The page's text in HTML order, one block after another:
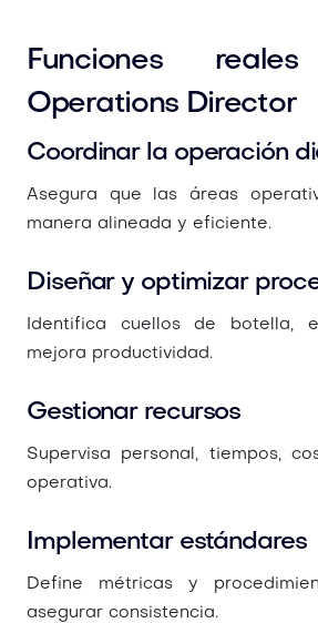
Funciones
Operations Director
Coordinar la operación
Asegura que las áreas
manera alineada y eficiente.
Diseñar y optimizar
Identifica cuellos de botella,
mejora productividad.
Gestionar recursos
Supervisa personal, tiempos,
operativa.
Implementar estándares
Define métricas y
asegurar consistencia.